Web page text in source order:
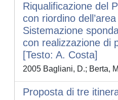
Riqualificazione del
con riordino
Sistemazione
con realizzazione di
[Testo: A. Costa]
2005 Bagliani, D.; Berta,
Proposta di tre